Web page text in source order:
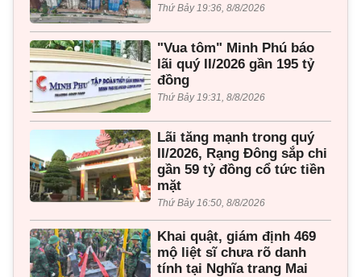
Thứ Bảy 19:36, 8/8/2026
"Vua tôm" Minh Phú báo
lãi quý II/2026 gần 195 tỷ
đồng
Thứ Bảy 19:31, 8/8/2026
Lãi tăng mạnh trong quý
II/2026, Rạng Đông sắp chi
gần 59 tỷ đồng cổ tức tiền
mặt
Thứ Bảy 16:50, 8/8/2026
Khai quật, giám định 469
mộ liệt sĩ chưa rõ danh
tính tại Nghĩa trang Mai